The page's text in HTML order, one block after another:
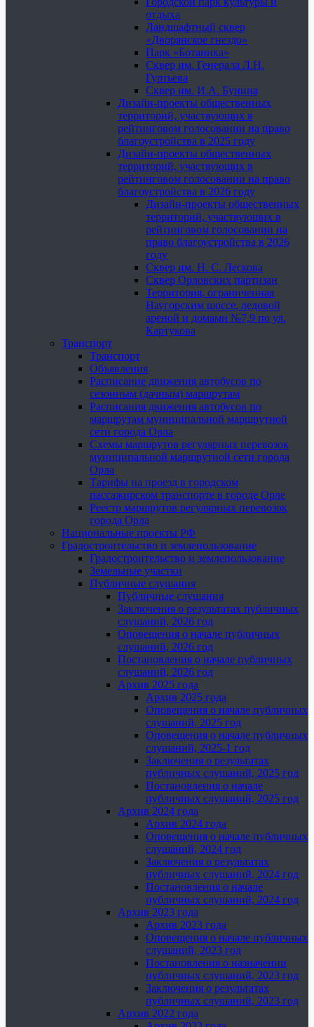
отдыха
Ландшафтный сквер
«Дворянское гнездо»
Парк «Ботаника»
Сквер им. Генерала Л.Н.
Гуртьева
Сквер им. И.А. Бунина
Дизайн-проекты общественных
территорий, участвующих в
рейтинговом голосовании на право
благоустройства в 2025 году
Дизайн-проекты общественных
территорий, участвующих в
рейтинговом голосовании на право
благоустройства в 2026 году
Дизайн-проекты общественных
территорий, участвующих в
рейтинговом голосовании на
право благоустройства в 2026
году
Сквер им. Н. С. Лескова
Сквер Орловских партизан
Территория, ограниченная
Наугорским шоссе, ледовой
ареной и домами №7,9 по ул.
Картукова
Транспорт
Транспорт
Объявления
Расписание движения автобусов по
сезонным (дачным) маршрутам
Расписания движения автобусов по
маршрутам муниципальной маршрутной
сети города Орла
Схемы маршрутов регулярных перевозок
муниципальной маршрутной сети города
Орла
Тарифы на проезд в городском
пассажирском транспорте в городе Орле
Реестр маршрутов регулярных перевозок
города Орла
Национальные проекты РФ
Градостроительство и землепользование
Градостроительство и землепользование
Земельные участки
Публичные слушания
Публичные слушания
Заключения о результатах публичных
слушаний, 2026 год
Оповещения о начале публичных
слушаний, 2026 год
Постановления о начале публичных
слушаний, 2026 год
Архив 2025 года
Архив 2025 года
Оповещения о начале публичных
слушаний, 2025 год
Оповещения о начале публичных
слушаний, 2025-1 год
Заключения о результатах
публичных слушаний, 2025 год
Постановления о начале
публичных слушаний, 2025 год
Архив 2024 года
Архив 2024 года
Оповещения о начале публичных
слушаний, 2024 год
Заключения о результатах
публичных слушаний, 2024 год
Постановления о начале
публичных слушаний, 2024 год
Архив 2023 года
Архив 2023 года
Оповещения о начале публичных
слушаний, 2023 год
Постановления о назначении
публичных слушаний, 2023 год
Заключения о результатах
публичных слушаний, 2023 год
Архив 2022 года